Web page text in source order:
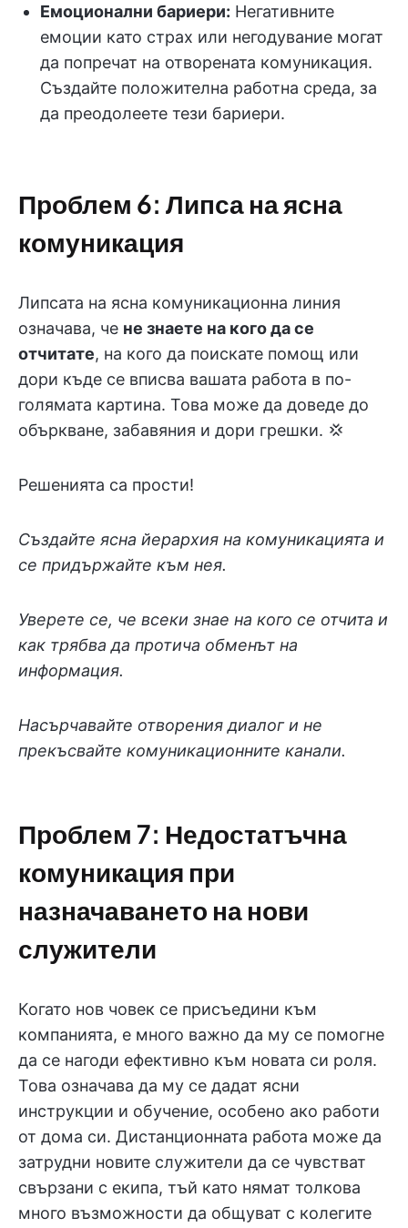
Емоционални бариери: Негативните
емоции като страх или негодувание могат
да попречат на отворената комуникация.
Създайте положителна работна среда, за
да преодолеете тези бариери.
Проблем 6: Липса на ясна
комуникация
Липсата на ясна комуникационна линия
означава, че не знаете на кого да се
отчитате, на кого да поискате помощ или
дори къде се вписва вашата работа в по-
голямата картина. Това може да доведе до
объркване, забавяния и дори грешки. 💢
Решенията са прости!
Създайте ясна йерархия на комуникацията и
се придържайте към нея.
Уверете се, че всеки знае на кого се отчита и
как трябва да протича обменът на
информация.
Насърчавайте отворения диалог и не
прекъсвайте комуникационните канали.
Проблем 7: Недостатъчна
комуникация при
назначаването на нови
служители
Когато нов човек се присъедини към
компанията, е много важно да му се помогне
да се нагоди ефективно към новата си роля.
Това означава да му се дадат ясни
инструкции и обучение, особено ако работи
от дома си. Дистанционната работа може да
затрудни новите служители да се чувстват
свързани с екипа, тъй като нямат толкова
много възможности да общуват с колегите